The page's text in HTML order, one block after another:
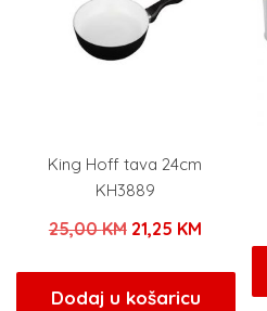
King Hoff tava 24cm
KH3889
25,00KM Izvorna
bila
21,25 KMTrenutna
Dodaj u košaricu